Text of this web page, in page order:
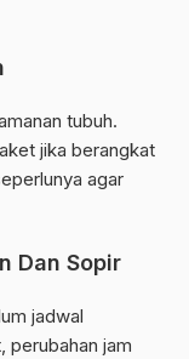
tubuh.
jika berangkat
agar
Dan Sopir
jadwal
perubahan jam